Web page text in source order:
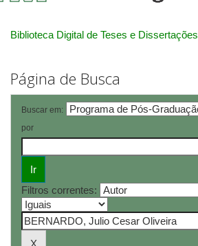
Biblioteca Digital de Teses e Dissertações
Página de Busca
Buscar em:
por
Filtros correntes: